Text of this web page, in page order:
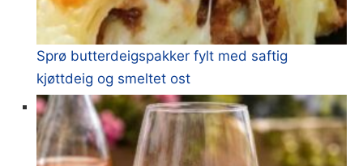
Sprø butterdeigspakker fylt med saftig
kjøttdeig og smeltet ost